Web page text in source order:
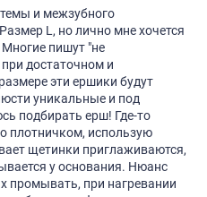
и межзубного
L, но лично мне хочется
пишут "не
достаточном и
эти ершики будут
уникальные и под
подбирать ерш! Где-то
плотничком, использую
щетинки приглаживаются,
у основания. Нюанс
промывать, при нагревании